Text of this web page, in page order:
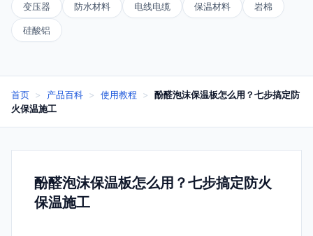
变压器
防水材料 电线电缆 保温材料 岩棉
硅酸铝
首页 > 产品百科 > 使用教程 >
酚醛泡沫保温板怎么用？七步搞定防
火保温施工
酚醛泡沫保温板怎么用？七步搞定防火
保温施工